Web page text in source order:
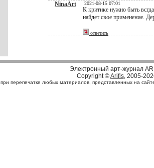
NinaArt 2021-08-15 07:01
К критике нужно быть
найдет свое применение.
ответить
Электронный арт-журнал
Copyright ©Arifis, 2005-
при перепечатке любых материалов, представленных на